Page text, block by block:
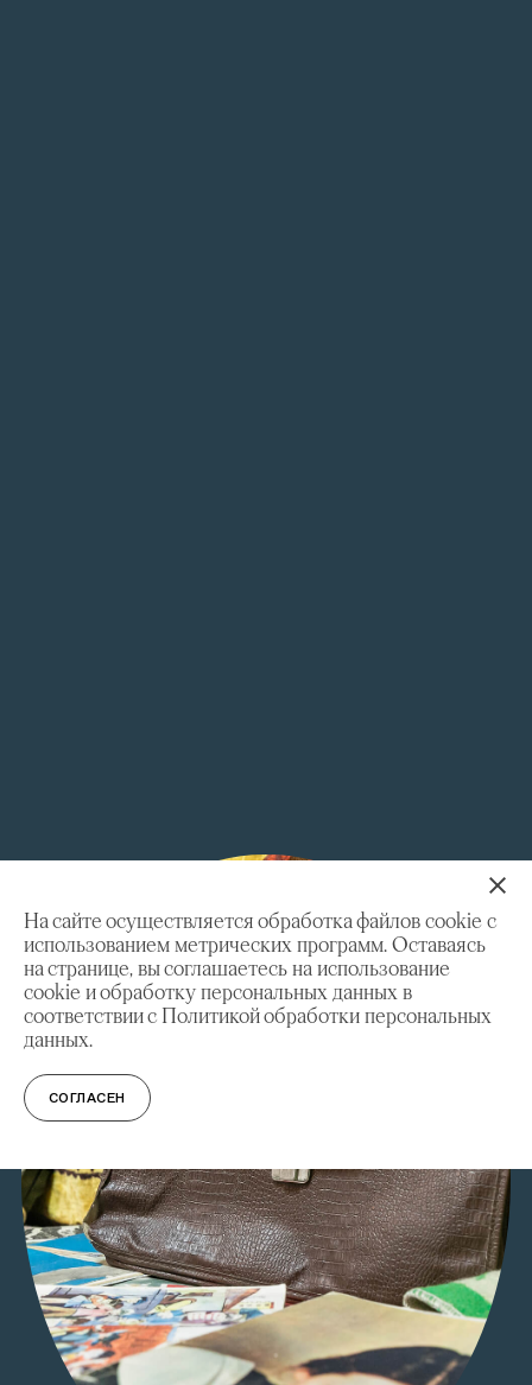
На сайте осуществляется обработка файлов cookie с
использованием метрических программ. Оставаясь
на странице, вы соглашаетесь на использование
cookie и обработку персональных данных в
соответствии с Политикой обработки персональных
данных.
СОГЛАСЕН